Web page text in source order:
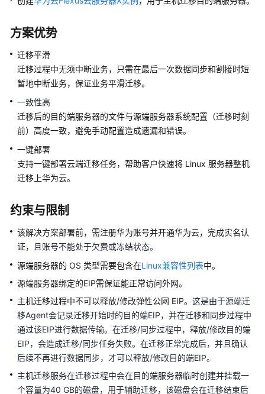
上
云
应
用
器
化
上
云
Linux
服
器
移
上
云
方
案
概
述
资
源
和
方案优势
迁移平滑
迁移过程中无须中断业务，只需在最后一次数据同步和割接时短
暂地中断业务，保证业务平滑迁移。
一致性高
迁移后的目的端服务器的文件与源端服务器系统配置（迁移时刻
前）高度一致，避免手动配置造成遗漏和错误。
一键部署
支持一键部署云端迁移任务，帮助客户快速将 Linux 服务器整机
迁移上华为云。
约束与限制
该解决方案部署前，需注册华为账号并开通华为云，完成实名认
证，
且账号不能处于欠费或冻结状态。
源端服务器的 OS 类型需要包含在Linux兼容性列表中。
源端服务器绑定的EIP需保证能正常访问外网。
主机迁移过程中不可以释放/修改弹性公网 EIP。 这是由于源端迁
移Agent会记录迁移开始时的目的端EIP，并在迁移和同步过程中
通过该EIP进行数据传输。在迁移/同步过程中，释放/修改目的端
EIP，会造成迁移/同步任务失败。 在迁移正常完成后，并且确认
后续不再进行数据同步，才可以释放/修改目的端EIP。
主机迁移服务在迁移过程中会在目的端服务器临时创建并挂载一
个容量为40 GB的磁盘，用于辅助迁移，该磁盘会在迁移结束后